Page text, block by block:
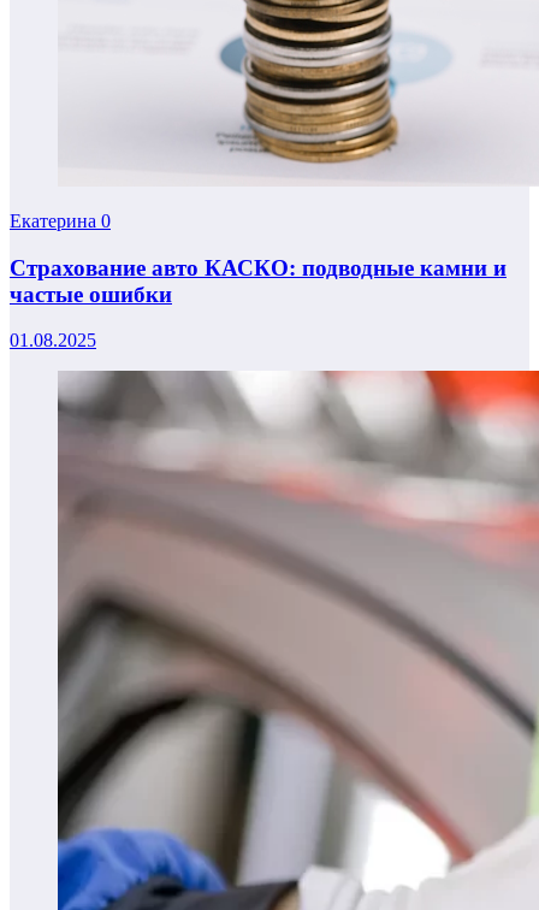
Екатерина 0
Страхование авто КАСКО: подводные камни и
частые ошибки
01.08.2025